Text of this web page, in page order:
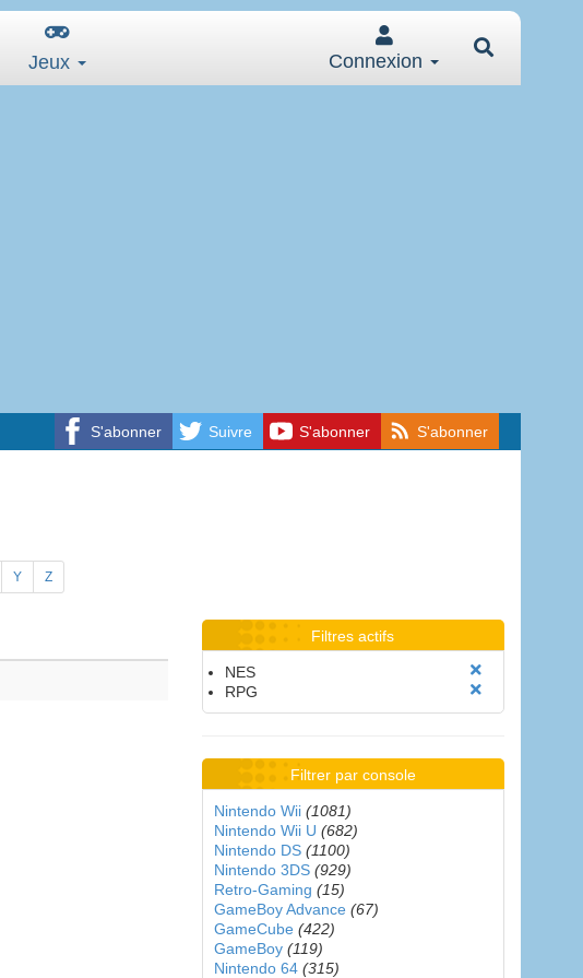
Jeux Connexion
S'abonner Suivre S'abonner S'abonner
Y Z
Filtres actifs
NES
RPG
Filtrer par console
Nintendo Wii (1081)
Nintendo Wii U (682)
Nintendo DS (1100)
Nintendo 3DS (929)
Retro-Gaming (15)
GameBoy Advance (67)
GameCube (422)
GameBoy (119)
Nintendo 64 (315)